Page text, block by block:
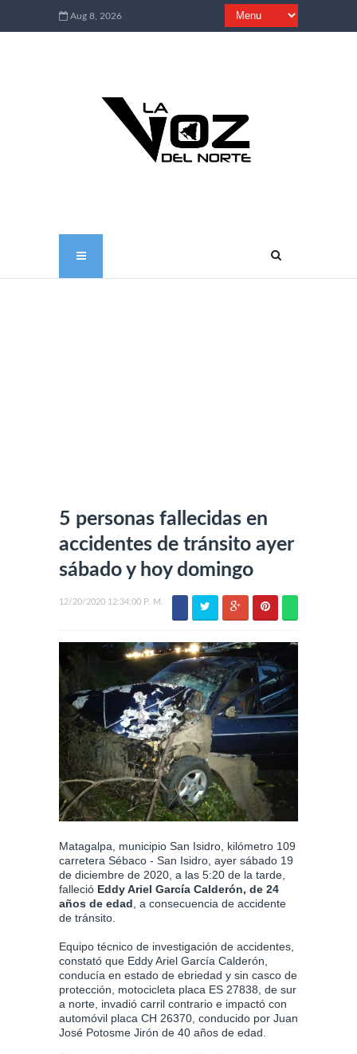
Aug 8, 2026
5 personas fallecidas en
accidentes de tránsito ayer
sábado y hoy domingo
12/20/2020 12:34:00 P. M.
Matagalpa, municipio San Isidro, kilómetro 109
carretera Sébaco - San Isidro, ayer sábado 19
de diciembre de 2020, a las 5:20 de la tarde,
falleció Eddy Ariel García Calderón, de 24
años de edad , a consecuencia de accidente
de tránsito.
Equipo técnico de investigación de accidentes,
constató que Eddy Ariel García Calderón,
conducía en estado de ebriedad y sin casco de
protección, motocicleta placa ES 27838, de sur
a norte, invadió carril contrario e impactó con
automóvil placa CH 26370, conducido por Juan
José Potosme Jirón de 40 años de edad.